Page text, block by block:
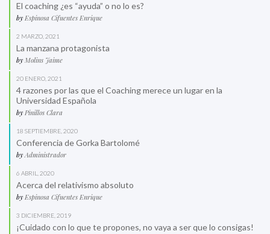
El coaching ¿es “ayuda” o no lo es?
by Espinosa Cifuentes Enrique
2 MARZO, 2021
La manzana protagonista
by Molins Jaime
20 ENERO, 2021
4 razones por las que el Coaching merece un lugar en la
Universidad Española
by Pinillos Clara
18 SEPTIEMBRE, 2020
Conferencia de Gorka Bartolomé
byAdministrador
6 ABRIL, 2020
Acerca del relativismo absoluto
by Espinosa Cifuentes Enrique
3 DICIEMBRE, 2019
¡Cuidado con lo que te propones, no vaya a ser que lo consigas!